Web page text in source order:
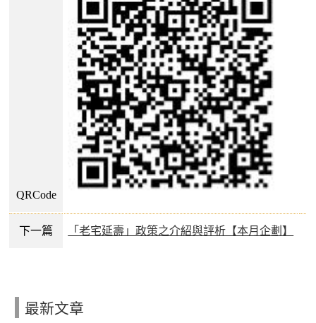
QRCode
下一篇 「老宅延壽」政策之介紹與評析【本月企劃】
最新文章